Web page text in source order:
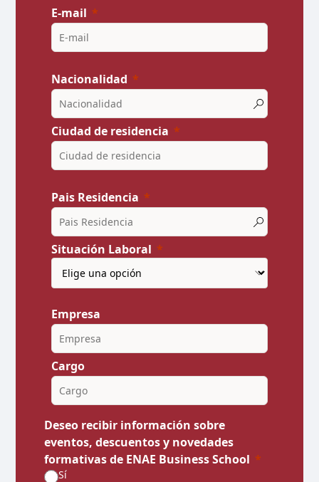
c
u
t
r
y
s
e
l
t
e
d
E-mail
Nacionalidad
Ciudad de residencia
Pais Residencia
Situación Laboral
Empresa
Cargo
Deseo recibir información sobre
eventos, descuentos y novedades
formativas de ENAE Business School
Sí